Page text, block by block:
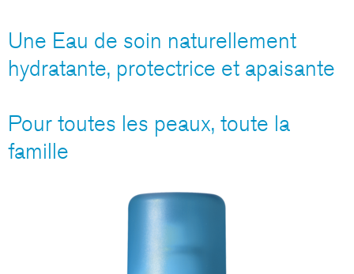
Une Eau de soin naturellement
hydratante, protectrice et apaisante
Pour toutes les peaux, toute la
famille